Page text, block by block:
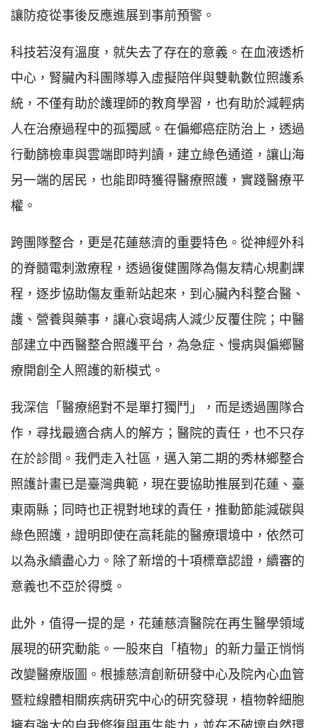
讓防疫從事後反應進展到事前預警。
科技若沒有溫度，就失去了存在的意義。在血液透析
中心，腎臟內科團隊導入虛擬陪伴與雙軌數位照護系
統，不僅有助於護理師的教育學習，也有助於減輕病
人在治療過程中的孤獨感。在偏鄉癌症防治上，透過
行動篩檢車與雲端即時判讀，建立綠色通道，讓山海
另一端的居民，也能即時獲得醫療照護，實踐醫療平
權。
跨團隊整合，更是花蓮慈濟的重要特色。從神經外科
的脊髓電刺激療程，透過復健團隊為傷友精心規劃課
程，逐步協助傷友重新站起來，到心臟內科整合醫、
護、營養與藥事，讓心衰竭病人減少反覆住院；中醫
部建立中西醫整合照護平台，為急症、慢病與偏鄉醫
療開創全人照護的新模式。
我深信「醫療絕對不是單打獨鬥」，而是透過團隊合
作，尋找最適合病人的解方；醫院的責任，也不只存
在於診間。我們走入社區，邁入第二期的秀林鄉整合
照護計畫已是臺灣典範，現在要協助推展到花蓮、臺
東兩縣；同時也正視對地球的責任，推動節能減碳與
綠色照護，證明即使在高耗能的醫療環境中，依然可
以為永續盡心力。除了新增的十項標章認證，續審的
意義也不亞於得獎。
此外，值得一提的是，花蓮慈濟醫院在再生醫學領域
展現的研究動能。一股來自「植物」的新力量正悄悄
改變醫療版圖。根據慈濟創新研發中心及院內心血管
暨粒線體相關疾病研究中心的研究發現，植物幹細胞